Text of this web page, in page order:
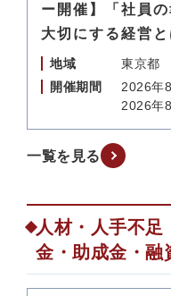
ー開催】「社員
大切にする経営と
地域
東京都
開催期間
2026年
2026年
一覧を見る
人材・人手不足
金・助成金・融